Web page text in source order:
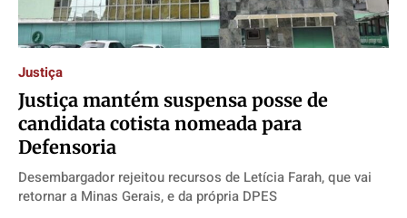
Justiça
Justiça mantém suspensa posse de
candidata cotista nomeada para
Defensoria
Desembargador rejeitou recursos de Letícia Farah, que vai
retornar a Minas Gerais, e da própria DPES